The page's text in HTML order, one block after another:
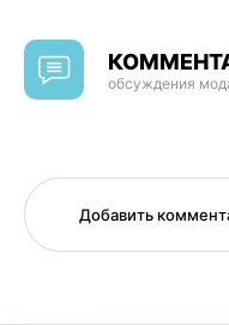
обсуждения
Добавить